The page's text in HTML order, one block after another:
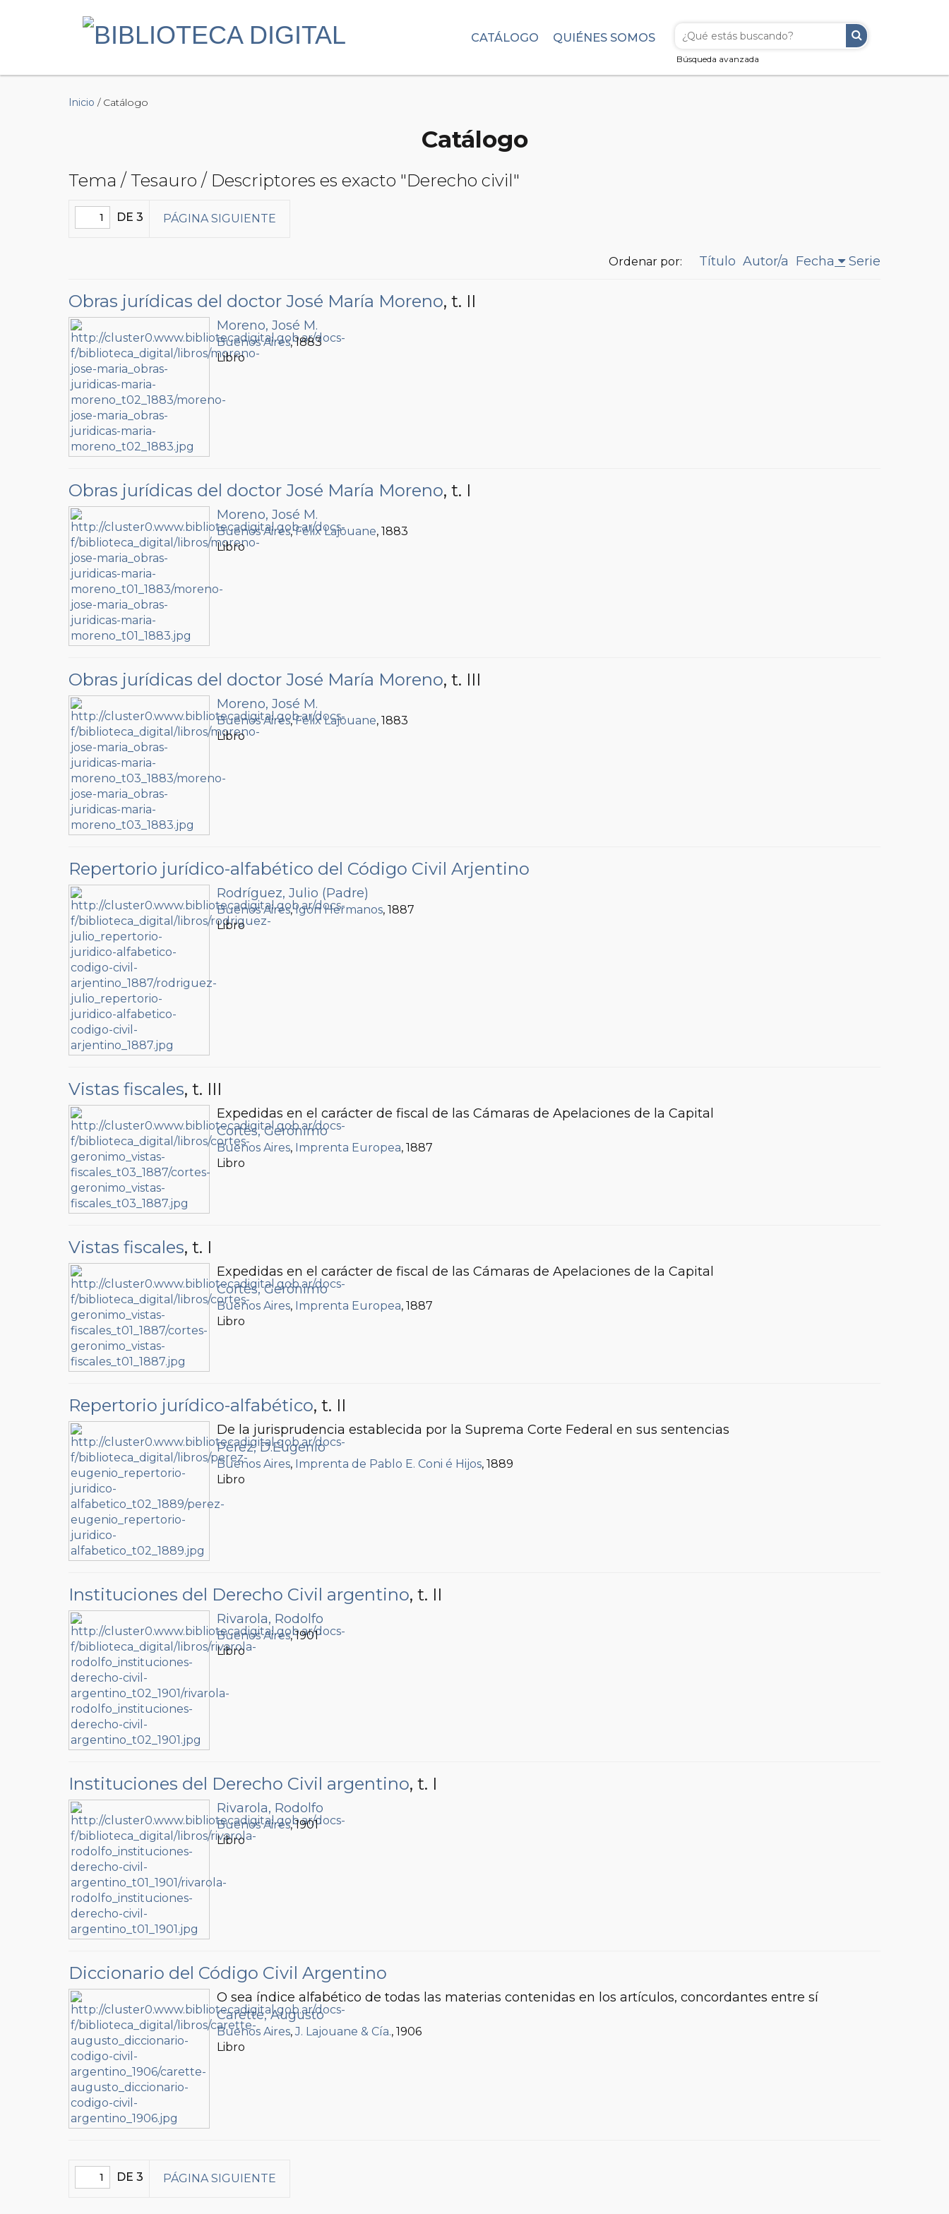
Búsqueda avanzada
CATÁLOGO QUIÉNES SOMOS
Inicio / Catálogo
Catálogo
Tema / Tesauro / Descriptores es exacto "Derecho civil"
DE 3 PÁGINA SIGUIENTE
Ordenar por: Título Autor/a Fecha Serie
Obras jurídicas del doctor José María Moreno, t. II
Moreno, José M.
Buenos Aires, 1883
Libro
Obras jurídicas del doctor José María Moreno, t. I
Moreno, José M.
Buenos Aires,Félix Lajouane, 1883
Libro
Obras jurídicas del doctor José María Moreno, t. III
Moreno, José M.
Buenos Aires,Félix Lajouane, 1883
Libro
Repertorio jurídico-alfabético del Código Civil Arjentino
Rodríguez, Julio (Padre)
Buenos Aires,Igon Hermanos, 1887
Libro
Vistas fiscales, t. III
Expedidas en el carácter de fiscal de las Cámaras de Apelaciones de la Capital
Cortés, Gerónimo
Buenos Aires, Imprenta Europea, 1887
Libro
Vistas fiscales, t. I
Expedidas en el carácter de fiscal de las Cámaras de Apelaciones de la Capital
Cortés, Gerónimo
Buenos Aires, Imprenta Europea, 1887
Libro
Repertorio jurídico-alfabético, t. II
De la jurisprudencia establecida por la Suprema Corte Federal en sus sentencias
Pérez, D.Eugenio
Buenos Aires, Imprenta de Pablo E. Coni é Hijos, 1889
Libro
Instituciones del Derecho Civil argentino, t. II
Rivarola, Rodolfo
Buenos Aires, 1901
Libro
Instituciones del Derecho Civil argentino, t. I
Rivarola, Rodolfo
Buenos Aires, 1901
Libro
Diccionario del Código Civil Argentino
O sea índice alfabético de todas las materias contenidas en los artículos, concordantes entre sí
Carette, Augusto
Buenos Aires,J. Lajouane & Cía., 1906
Libro
DE 3 PÁGINA SIGUIENTE